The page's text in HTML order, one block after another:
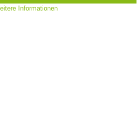
Informationen